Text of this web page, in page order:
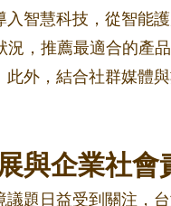
入智慧科技，從智能
，推薦最適合的產
此外，結合社群媒體
與企業社會
議題日益受到關注，